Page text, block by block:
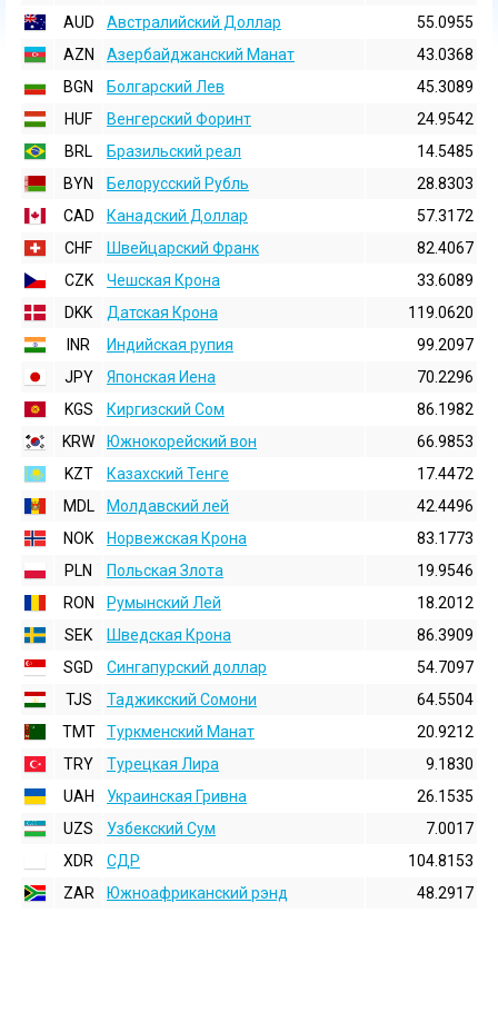
AUD
Австралийский Доллар
55.0955
AZN
Азербайджанский Манат
43.0368
BGN
Болгарский Лев
45.3089
HUF
Венгерский Форинт
24.9542
BRL
Бразильский реал
14.5485
BYN
Белорусский Рубль
28.8303
CAD
Канадский Доллар
57.3172
CHF
Швейцарский Франк
82.4067
CZK
Чешская Крона
33.6089
DKK
Датская Крона
119.0620
INR
Индийская pупия
99.2097
JPY
Японская Иена
70.2296
KGS
Киргизский Сом
86.1982
KRW
Южнокорейский вон
66.9853
KZT
Казахский Тенге
17.4472
MDL
Молдавский лей
42.4496
NOK
Норвежская Крона
83.1773
PLN
Польская Злота
19.9546
RON
Румынский Лей
18.2012
SEK
Шведская Крона
86.3909
SGD
Сингапурский доллар
54.7097
TJS
Таджикский Сомони
64.5504
TMT
Туркменский Манат
20.9212
TRY
Турецкая Лира
9.1830
UAH
Украинская Гривна
26.1535
UZS
Узбекский Сум
7.0017
XDR
СДР
104.8153
ZAR
Южноафриканский рэнд 48.2917